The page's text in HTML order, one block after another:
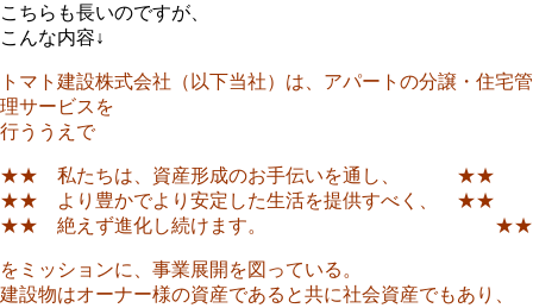
こちらも長いのですが、
こんな内容↓
トマト建設株式会社（以下当社）は、アパートの分譲・住宅管
理サービスを
行ううえで
★★ 私たちは、資産形成のお手伝いを通し、 ★★
★★ より豊かでより安定した生活を提供すべく、 ★★
★★ 絶えず進化し続けます。 ★★
をミッションに、事業展開を図っている。
建設物はオーナー様の資産であると共に社会資産でもあり、